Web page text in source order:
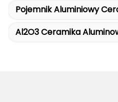
Pojemnik Aluminiowy
Al2O3 Ceramika